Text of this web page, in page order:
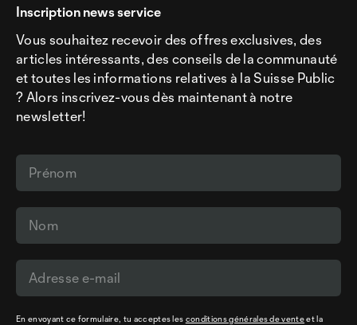
Inscription news service
Vous souhaitez recevoir des offres exclusives, des
articles intéressants, des conseils de la communauté
et toutes les informations relatives à la Suisse Public
? Alors inscrivez-vous dès maintenant à notre
newsletter!
En envoyant ce formulaire, tu acceptes les conditions générales de venteet la